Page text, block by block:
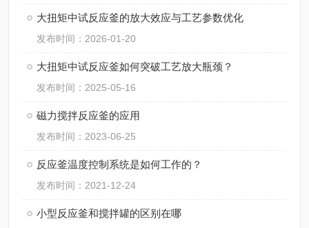
大扭矩中试反应釜的放大效应与工艺参数优化
发布时间：2026-01-20
大扭矩中试反应釜如何突破工艺放大瓶颈？
发布时间：2025-05-16
磁力搅拌反应釜的应用
发布时间：2023-06-25
反应釜温度控制系统是如何工作的？
发布时间：2021-12-24
小型反应釜和搅拌罐的区别在哪